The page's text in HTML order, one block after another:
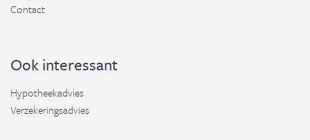
Contact
Ook interessant
Hypotheekadvies
Verzekeringsadvies